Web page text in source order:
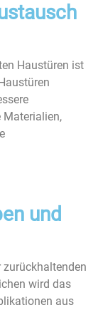
Haustüren ist
Materialien,
und
zurückhaltenden
wird das
aus